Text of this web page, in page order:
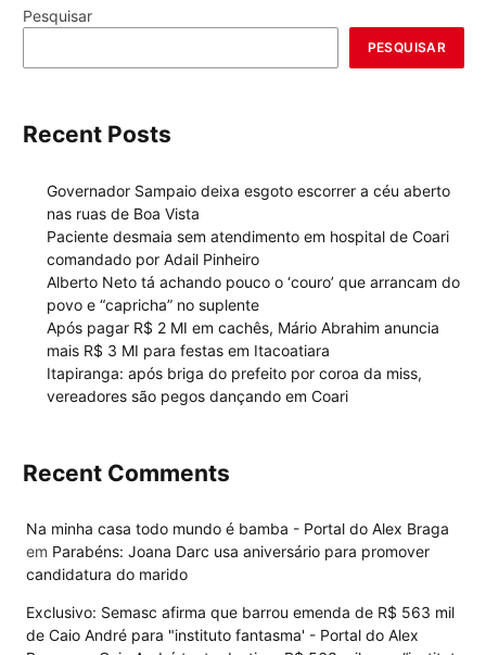
Pesquisar
PESQUISAR
Recent Posts
Governador Sampaio deixa esgoto escorrer a céu aberto
nas ruas de Boa Vista
Paciente desmaia sem atendimento em hospital de Coari
comandado por Adail Pinheiro
Alberto Neto tá achando pouco o ‘couro’ que arrancam do
povo e “capricha” no suplente
Após pagar R$ 2 MI em cachês, Mário Abrahim anuncia
mais R$ 3 MI para festas em Itacoatiara
Itapiranga: após briga do prefeito por coroa da miss,
vereadores são pegos dançando em Coari
Recent Comments
Na minha casa todo mundo é bamba - Portal do Alex Braga
em Parabéns: Joana Darc usa aniversário para promover
candidatura do marido
Exclusivo: Semasc afirma que barrou emenda de R$ 563 mil
de Caio André para "instituto fantasma' - Portal do Alex